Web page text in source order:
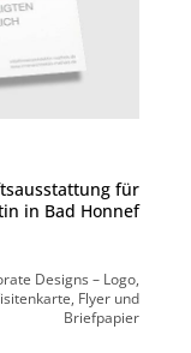
für
in Bad Honnef
Designs – Logo,
Flyer und
Briefpapier